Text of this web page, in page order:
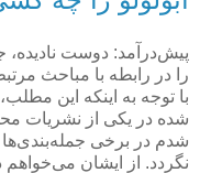
پیش‌درآمد: دوست
را در رابطه با مباحث
با توجه به اینكه این
شده در یكی از نشریات
شدم در برخی
نگردد. از ایشان